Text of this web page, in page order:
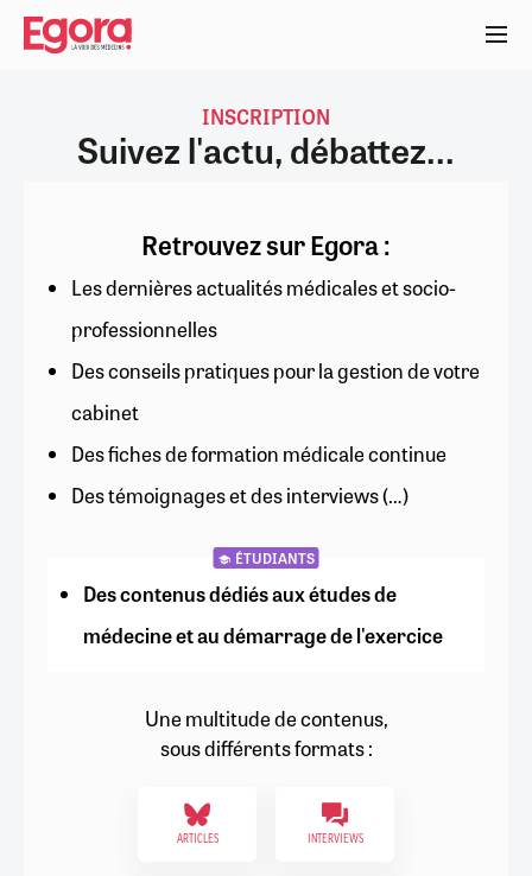
Aller
contenu
INSCRIPTION
Suivez l'actu, débattez...
Retrouvez sur Egora :
Les dernières actualités médicales et socio-
professionnelles
Des conseils pratiques pour la gestion de votre
cabinet
Des fiches de formation médicale continue
Des témoignages et des interviews (…)
ÉTUDIANTS
Des contenus dédiés aux études de
médecine et au démarrage de l'exercice
Une multitude de contenus,
sous différents formats :
ARTICLES INTERVIEWS